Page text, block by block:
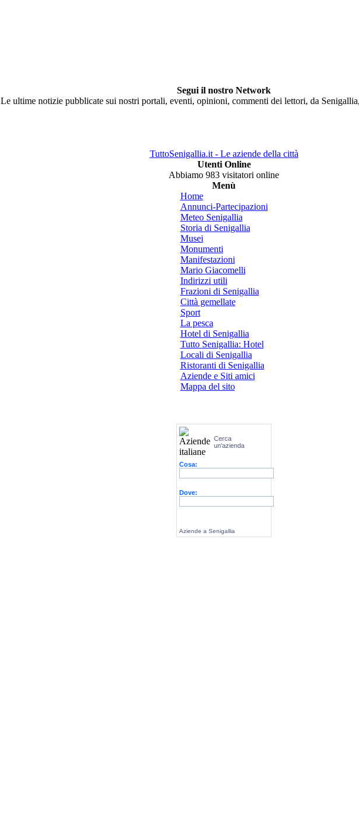
Segui il nostro Network
Le ultime notizie pubblicate sui nostri portali, eventi, opinioni, commenti dei lettori, da
TuttoSenigallia.it - Le aziende della città
Utenti Online
Abbiamo 983 visitatori online
Menù
Home
Annunci-Partecipazioni
Meteo Senigallia
Storia di Senigallia
Musei
Monumenti
Manifestazioni
Mario Giacomelli
Indirizzi utili
Frazioni di Senigallia
Città gemellate
Sport
La pesca
Hotel di Senigallia
Tutto Senigallia: Hotel
Locali di Senigallia
Ristoranti di Senigallia
Aziende e Siti amici
Mappa del sito
Cerca
un'azienda
Cosa:
Dove:
Aziende a Senigallia